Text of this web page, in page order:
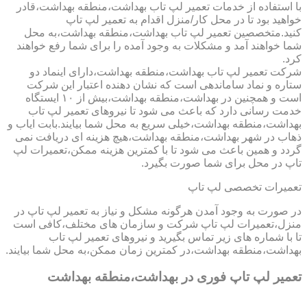
با استفاده از خدمات تعمیر لپ تاب بهداشت،منطقه بهداشت،قادر
خواهید بود تا در محل کار/منزل اقدام به تعمیر لپ تاپ
کنید.متخصصین تعمیر لپ تاب بهداشت،منطقه بهداشت،به محل
شما خواهند آمد و مشکلات به وجود آمده را برای شما رفع خواهند
کرد.
شرکت تعمیر لپ تاب بهداشت،منطقه بهداشت،دارای اینماد دو
ستاره و نماد ساماندهی است که نشان دهنده اعتبار این شرکت
است و همچنین در بهداشت،منطقه بهداشت،بیش از ۱۰ ایستگاه
خدمت رسانی دارد که باعث می شود تا نیروهای تعمیر لپ تاب
بهداشت،منطقه بهداشت،خیلی سریع به محل شما بیایند.بابت ایاب و
ذهاب در شهر بهداشت،منطقه بهداشت،هیچ هزینه ای دریافت نمی
گردد و همین باعث می شود تا با کمترین هزینه ممکن،تعمیرات لپ
تاپ در محل برای شما صورت بگیرد.
تعمیرات تخصصی لپ تاپ
در صورت به وجود آمدن هرگونه مشکل و نیاز به تعمیر لپ تاپ در
منزل،تعمیرات لپ تاپ شرکت و سازمان های مختلف،کافی است
تا با شماره های زیر تماس بگیرید و نیروهای تعمیر لپ تاب
بهداشت،منطقه بهداشت،در کمترین زمان ممکن،به محل شما بیایند.
تعمیر لپ تاپ فوری در بهداشت،منطقه بهداشت